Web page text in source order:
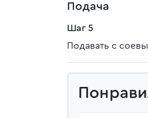
Подача
Шаг 5
Подавать с